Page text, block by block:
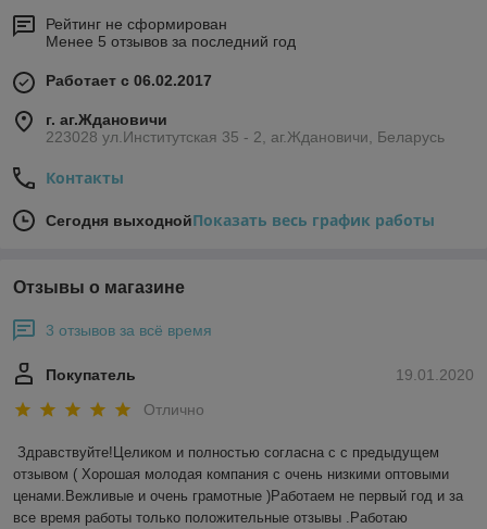
Рейтинг не сформирован
Менее 5 отзывов за последний год
Работает с 06.02.2017
г. аг.Ждановичи
223028 ул.Институтская 35 - 2, аг.Ждановичи, Беларусь
Контакты
Сегодня выходнойПоказать весь график работы
Отзывы о магазине
3 отзывов за всё время
19.01.2020
Покупатель
Отлично
Здравствуйте!Целиком и полностью согласна с с предыдущем
отзывом ( Хорошая молодая компания с очень низкими оптовыми
ценами.Вежливые и очень грамотные )Работаем не первый год и за
все время работы только положительные отзывы .Работаю